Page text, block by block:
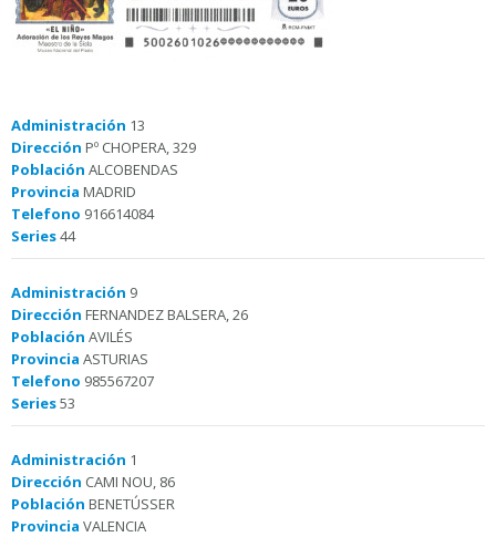
Administración 13
Dirección Pº CHOPERA, 329
Población ALCOBENDAS
Provincia MADRID
Telefono 916614084
Series44
Administración 9
Dirección FERNANDEZ BALSERA, 26
Población AVILÉS
Provincia ASTURIAS
Telefono 985567207
Series53
Administración 1
Dirección CAMI NOU, 86
Población BENETÚSSER
Provincia VALENCIA